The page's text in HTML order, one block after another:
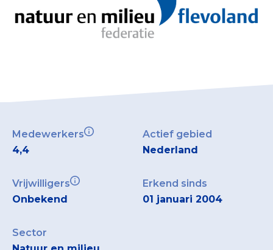
Register Erkende Donatieplatformen
Medewerkers
4,4
Actief gebied
Nederland
Vrijwilligers
Onbekend
Erkend sinds
01 januari 2004
Sector